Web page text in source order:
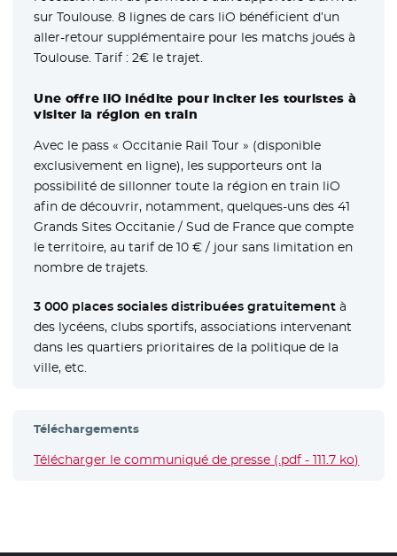
sur Toulouse. 8 lignes de cars liO bénéficient d’un
aller-retour supplémentaire pour les matchs joués à
Toulouse. Tarif : 2€ le trajet.
Une offre liO inédite pour inciter les touristes à
visiter la région en train
Avec le pass « Occitanie Rail Tour » (disponible
exclusivement en ligne), les supporteurs ont la
possibilité de sillonner toute la région en train liO
afin de découvrir, notamment, quelques-uns des 41
Grands Sites Occitanie / Sud de France que compte
le territoire, au tarif de 10 € / jour sans limitation en
nombre de trajets.
3 000 places sociales distribuées gratuitement à
des lycéens, clubs sportifs, associations intervenant
dans les quartiers prioritaires de la politique de la
ville, etc.
Téléchargements
Télécharger le communiqué de presse (.pdf - 111.7 ko)